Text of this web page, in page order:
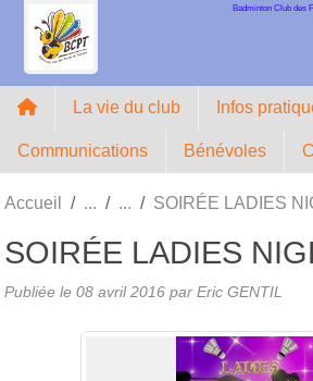
Badminton Club des
La vie du club Infos
Communications Bénévoles
Accueil SOIRÉE LADIES
SOIRÉE LADIES
Publiée le 08 avril 2016 par Eric GENTIL
Panneau de gestion des cookies